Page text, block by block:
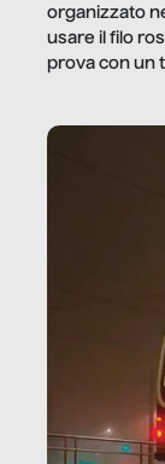
organizzato
usare il filo
prova con un